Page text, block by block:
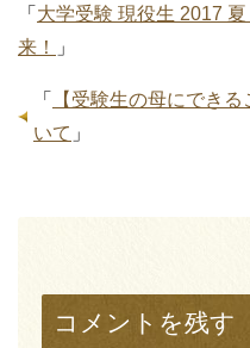
「 大学受験 現役生 2017
来！
」
「
【受験生の母にでき
いて 」
コメントを残す